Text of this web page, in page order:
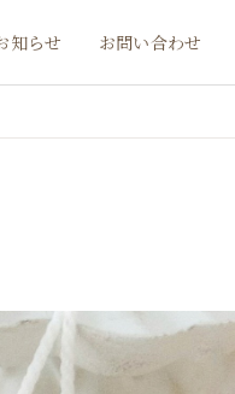
知らせ お問い合わせ